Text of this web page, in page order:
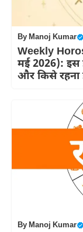
ByManoj Kumar
Weekly
मई 2026): इस
और किसे रहना
ByManoj Kumar